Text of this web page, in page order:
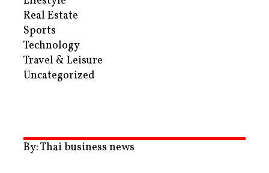
Real Estate
Sports
Technology
Travel & Leisure
Uncategorized
By: Thai business news